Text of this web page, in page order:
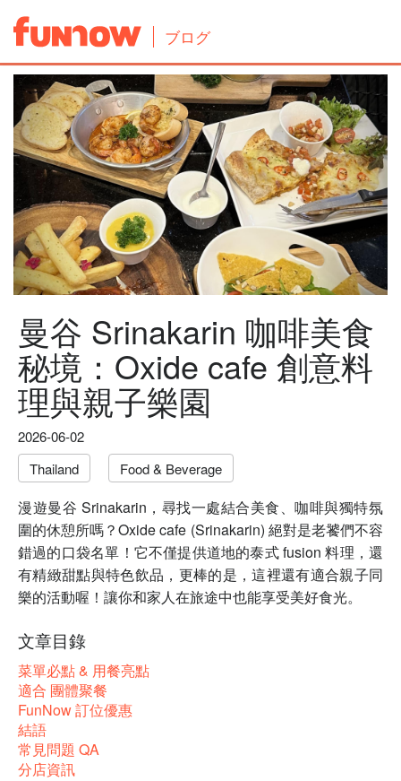
ブログ
曼谷 Srinakarin 咖啡美食
秘境：Oxide cafe 創意料
理與親子樂園
2026-06-02
Thailand
Food & Beverage
漫遊曼谷 Srinakarin，尋找一處結合美食、咖啡與獨特氛
圍的休憩所嗎？Oxide cafe (Srinakarin) 絕對是老饕們不容
錯過的口袋名單！它不僅提供道地的泰式 fusion 料理，還
有精緻甜點與特色飲品，更棒的是，這裡還有適合親子同
樂的活動喔！讓你和家人在旅途中也能享受美好食光。
文章目錄
菜單必點 & 用餐亮點
適合 團體聚餐
FunNow 訂位優惠
結語
常見問題 QA
分店資訊